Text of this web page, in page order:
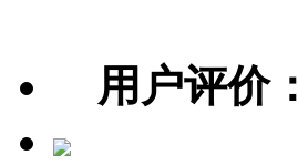
用户评价：